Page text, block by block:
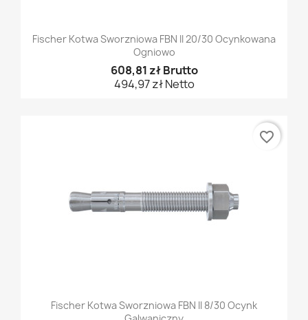
Fischer Kotwa Sworzniowa FBN II 20/30 Ocynkowana
Ogniowo
608,81 zł Brutto
494,97 zł Netto
Fischer Kotwa Sworzniowa FBN II 8/30 Ocynk
favorite_border